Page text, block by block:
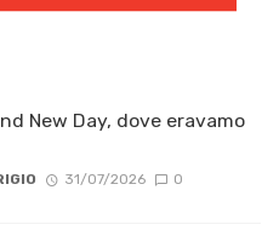
New Day, dove eravamo
31/07/2026 0